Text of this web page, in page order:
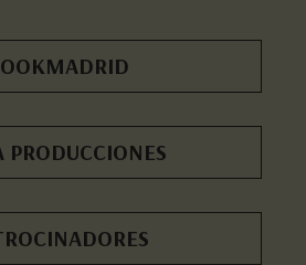
PRODUCCIONES